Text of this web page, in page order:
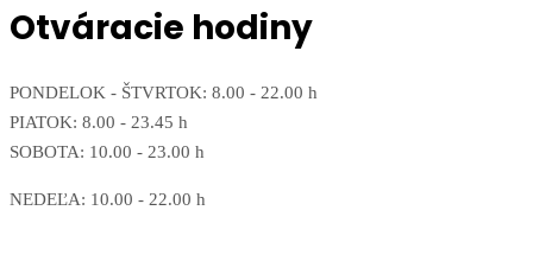
Otváracie hodiny
PONDELOK - ŠTVRTOK: 8.00 - 22.00 h
PIATOK: 8.00 - 23.45 h
SOBOTA: 10.00 - 23.00 h
NEDEĽA: 10.00 - 22.00 h